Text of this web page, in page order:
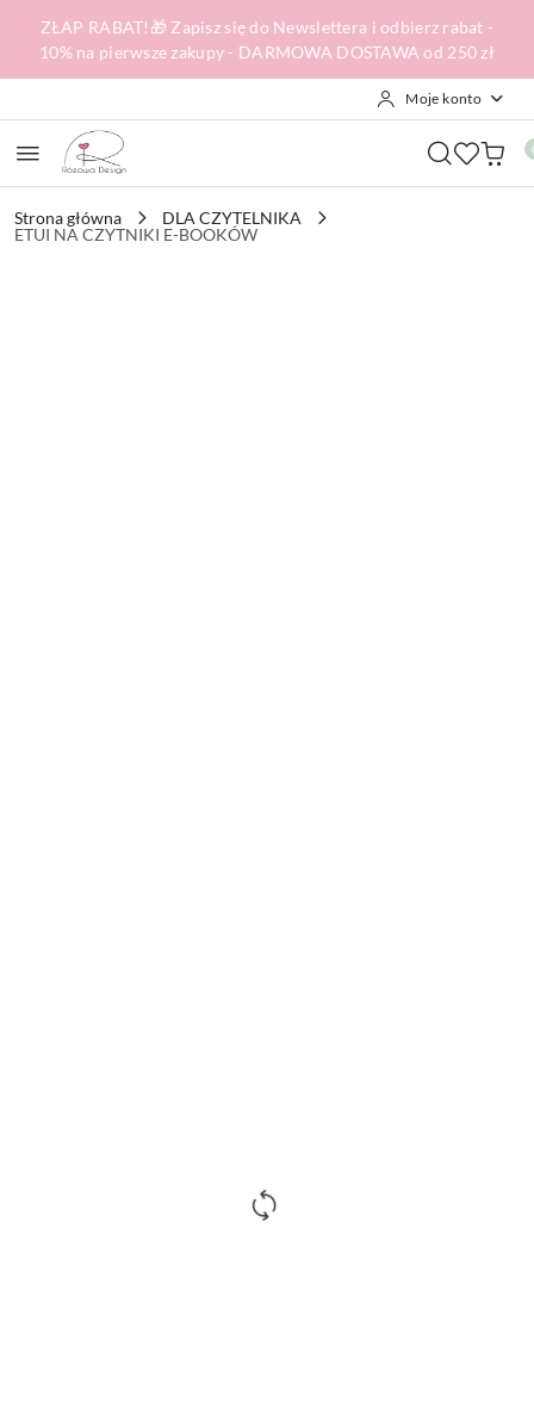
Przejdź do treści głównej
Przejdź do wyszukiwarki
Przejdź do moje konto
Przejdź do menu głównego
Przejdź do opisu produktu
Przejdź do stopki
ZŁAP RABAT!🎁 Zapisz się do Newslettera i odbierz rabat -
10% na pierwsze zakupy - DARMOWA DOSTAWA od 250 zł
Moje konto
Strona główna
DLA CZYTELNIKA
ETUI NA CZYTNIKI E-BOOKÓW